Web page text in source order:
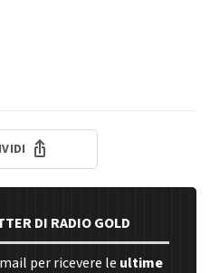
DI RADIO GOLD
per ricevere le ultime